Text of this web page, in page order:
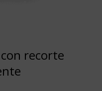
recorte